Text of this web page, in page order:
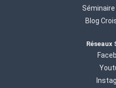
Blog
Réseaux